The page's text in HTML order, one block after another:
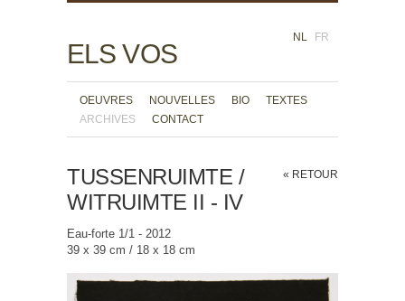
NL FR
ELS VOS
OEUVRES NOUVELLES BIO
TEXTES
ARCHIVES
CONTACT
« RETOUR
TUSSENRUIMTE /
WITRUIMTE II - IV
Eau-forte 1/1 - 2012
39 x 39 cm / 18 x 18 cm